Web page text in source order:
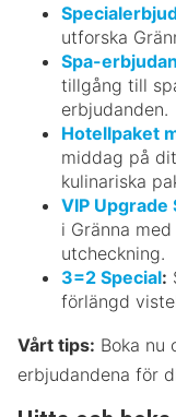
utforska
Spa-
tillgång till
erbjudanden.
Hotellpaket
middag på
kulinariska
VIP Upgrade
i Gränna
utcheckning.
3=2 Special:
förlängd
Vårt tips: Boka nu
erbjudandena för